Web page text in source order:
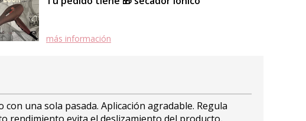
más información
una sola pasada. Aplicación agradable. Regula